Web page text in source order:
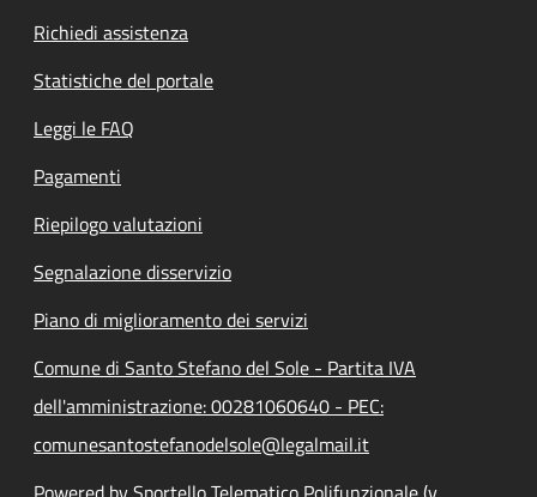
Richiedi assistenza
Statistiche del portale
Leggi le FAQ
Pagamenti
Riepilogo valutazioni
Segnalazione disservizio
Piano di miglioramento dei servizi
Comune di Santo Stefano del Sole - Partita IVA
dell'amministrazione: 00281060640 - PEC:
comunesantostefanodelsole@legalmail.it